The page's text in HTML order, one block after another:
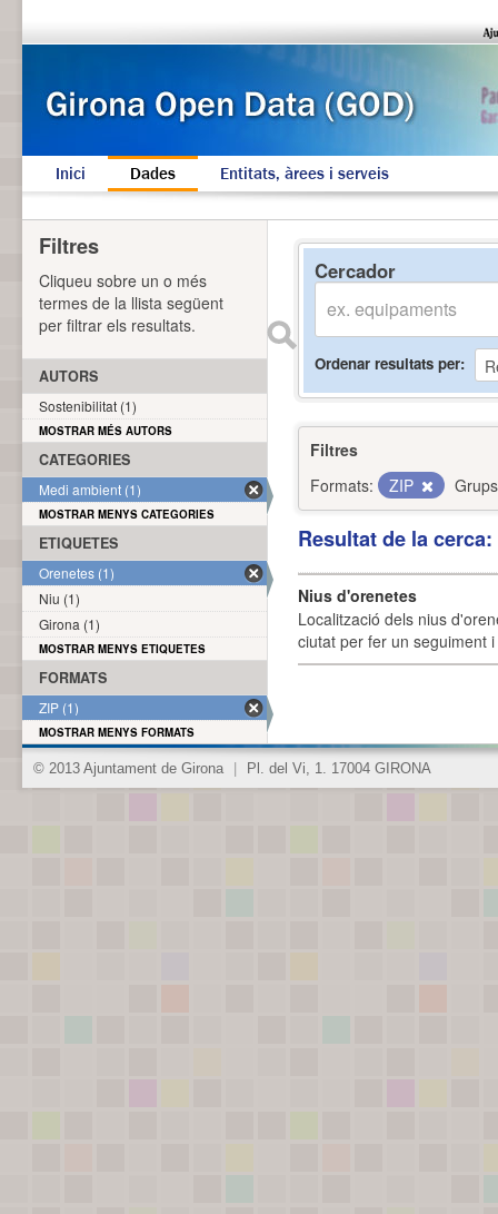
Inici Dades Entitats, àrees i serveis
Cercador
Ordenar resultats per
Filtres
Formats:
ZIP
Resultat de la
Nius d'orenetes
Localització dels nius
ciutat per fer un seguiment
Filtres
Cliqueu sobre un o més
termes de la llista següent
per filtrar els resultats.
AUTORS
Sostenibilitat (1)
MOSTRAR MÉS AUTORS
CATEGORIES
Medi ambient (1)
MOSTRAR MENYS CATEGORIES
ETIQUETES
Orenetes (1)
Niu (1)
Girona (1)
MOSTRAR MENYS ETIQUETES
FORMATS
ZIP (1)
MOSTRAR MENYS FORMATS
© 2013 Ajuntament de Girona Pl. del Vi, 1. 17004 GIRONA